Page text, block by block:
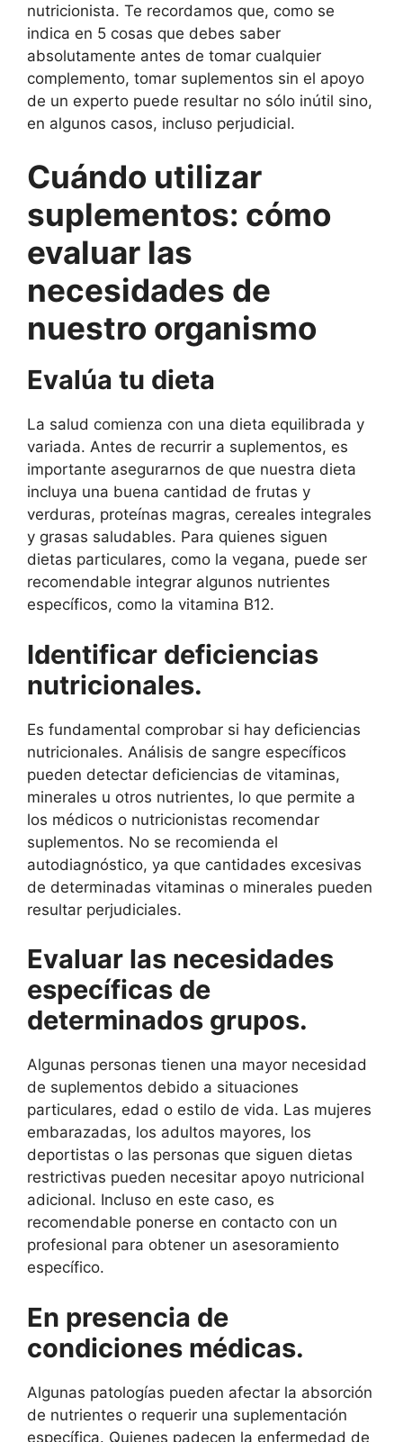
nutricionista. Te recordamos que, como se
indica en 5 cosas que debes saber
absolutamente antes de tomar cualquier
complemento, tomar suplementos sin el apoyo
de un experto puede resultar no sólo inútil sino,
en algunos casos, incluso perjudicial.
Cuándo utilizar
suplementos: cómo
evaluar las
necesidades de
nuestro organismo
Evalúa tu dieta
La salud comienza con una dieta equilibrada y
variada. Antes de recurrir a suplementos, es
importante asegurarnos de que nuestra dieta
incluya una buena cantidad de frutas y
verduras, proteínas magras, cereales integrales
y grasas saludables. Para quienes siguen
dietas particulares, como la vegana, puede ser
recomendable integrar algunos nutrientes
específicos, como la vitamina B12.
Identificar deficiencias
nutricionales.
Es fundamental comprobar si hay deficiencias
nutricionales. Análisis de sangre específicos
pueden detectar deficiencias de vitaminas,
minerales u otros nutrientes, lo que permite a
los médicos o nutricionistas recomendar
suplementos. No se recomienda el
autodiagnóstico, ya que cantidades excesivas
de determinadas vitaminas o minerales pueden
resultar perjudiciales.
Evaluar las necesidades
específicas de
determinados grupos.
Algunas personas tienen una mayor necesidad
de suplementos debido a situaciones
particulares, edad o estilo de vida. Las mujeres
embarazadas, los adultos mayores, los
deportistas o las personas que siguen dietas
restrictivas pueden necesitar apoyo nutricional
adicional. Incluso en este caso, es
recomendable ponerse en contacto con un
profesional para obtener un asesoramiento
específico.
En presencia de
condiciones médicas.
Algunas patologías pueden afectar la absorción
de nutrientes o requerir una suplementación
específica. Quienes padecen la enfermedad de